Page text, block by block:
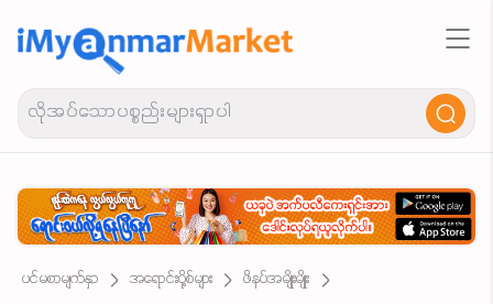
ပင်မစာမျက်နှာ အရောင်းပို့စ်များ
ဖိနပ်အမျိုးမျိုး